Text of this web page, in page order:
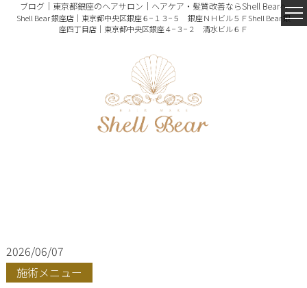
ブログ｜東京都銀座のヘアサロン｜ヘアケア・髪質改善ならShell Bearへ
Shell Bear 銀座店｜東京都中央区銀座６−１３−５ 銀座ＮＨビル５ＦShell Bear 銀
座四丁目店｜東京都中央区銀座４−３−２ 清水ビル６Ｆ
2026/06/07
施術メニュー